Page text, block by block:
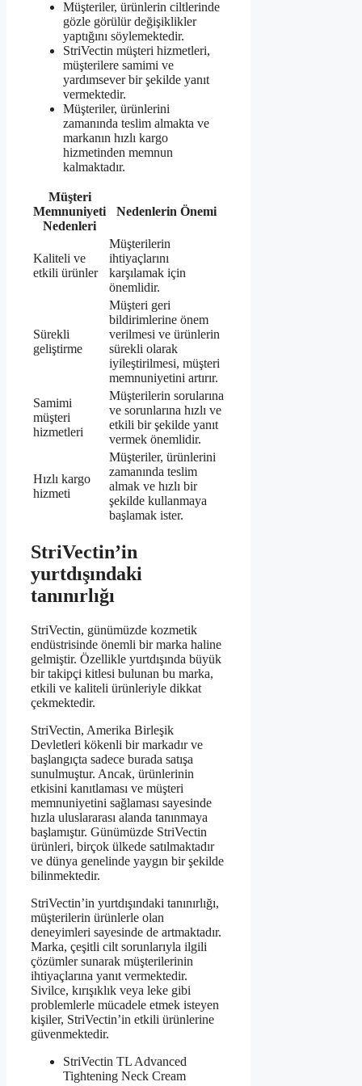
Müşteriler, ürünlerin ciltlerinde
gözle görülür değişiklikler
yaptığını söylemektedir.
StriVectin müşteri hizmetleri,
müşterilere samimi ve
yardımsever bir şekilde yanıt
vermektedir.
Müşteriler, ürünlerini
zamanında teslim almakta ve
markanın hızlı kargo
hizmetinden memnun
kalmaktadır.
Müşteri
Memnuniyeti
Nedenleri
Nedenlerin Önemi
Kaliteli ve
etkili ürünler
Müşterilerin
ihtiyaçlarını
karşılamak için
önemlidir.
Sürekli
geliştirme
Müşteri geri
bildirimlerine önem
verilmesi ve ürünlerin
sürekli olarak
iyileştirilmesi, müşteri
memnuniyetini artırır.
Samimi
müşteri
hizmetleri
Müşterilerin sorularına
ve sorunlarına hızlı ve
etkili bir şekilde yanıt
vermek önemlidir.
Hızlı kargo
hizmeti
Müşteriler, ürünlerini
zamanında teslim
almak ve hızlı bir
şekilde kullanmaya
başlamak ister.
StriVectin’in
yurtdışındaki
tanınırlığı
StriVectin, günümüzde kozmetik
endüstrisinde önemli bir marka haline
gelmiştir. Özellikle yurtdışında büyük
bir takipçi kitlesi bulunan bu marka,
etkili ve kaliteli ürünleriyle dikkat
çekmektedir.
StriVectin, Amerika Birleşik
Devletleri kökenli bir markadır ve
başlangıçta sadece burada satışa
sunulmuştur. Ancak, ürünlerinin
etkisini kanıtlaması ve müşteri
memnuniyetini sağlaması sayesinde
hızla uluslararası alanda tanınmaya
başlamıştır. Günümüzde StriVectin
ürünleri, birçok ülkede satılmaktadır
ve dünya genelinde yaygın bir şekilde
bilinmektedir.
StriVectin’in yurtdışındaki tanınırlığı,
müşterilerin ürünlerle olan
deneyimleri sayesinde de artmaktadır.
Marka, çeşitli cilt sorunlarıyla ilgili
çözümler sunarak müşterilerinin
ihtiyaçlarına yanıt vermektedir.
Sivilce, kırışıklık veya leke gibi
problemlerle mücadele etmek isteyen
kişiler, StriVectin’in etkili ürünlerine
güvenmektedir.
StriVectin TL Advanced
Tightening Neck Cream